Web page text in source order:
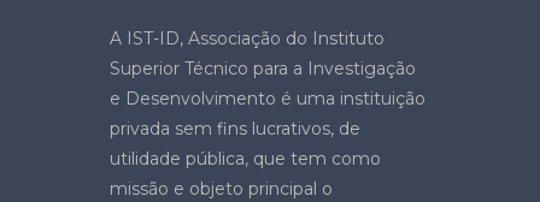
A IST-ID, Associação do Instituto
Superior Técnico para a Investigação
e Desenvolvimento é uma instituição
privada sem fins lucrativos, de
utilidade pública, que tem como
missão e objeto principal o